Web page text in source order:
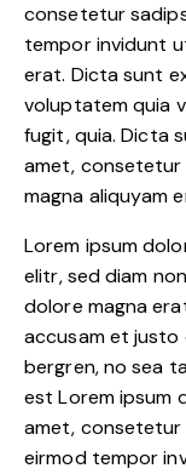
consetetur
tempor invidunt
erat. Dicta sunt
voluptatem quia
fugit, quia. Dicta
amet, consetetur
magna aliquyam
Lorem ipsum
elitr, sed diam
dolore magna
accusam et
bergren, no sea
est Lorem ipsum
amet, consetetur
eirmod tempor